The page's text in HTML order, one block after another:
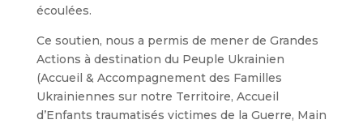
écoulées.
Ce soutien, nous a permis de mener de Grandes
Actions à destination du Peuple Ukrainien
(Accueil & Accompagnement des Familles
Ukrainiennes sur notre Territoire, Accueil
d’Enfants traumatisés victimes de la Guerre, Main